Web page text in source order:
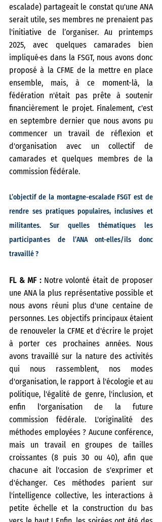
escalade) partageait le constat qu'une ANA
serait utile, ses membres ne prenaient pas
l'initiative de l’organiser. Au printemps
2025, avec quelques camarades bien
impliqué·es dans la FSGT, nous avons donc
proposé à la CFME de la mettre en place
ensemble, mais, à ce moment-là, la
fédération n'était pas prête à soutenir
financièrement le projet. Finalement, c'est
en septembre dernier que nous avons pu
commencer un travail de réflexion et
d'organisation avec un collectif de
camarades et quelques membres de la
commission fédérale.
L’objectif de la montagne-escalade FSGT est de
rendre ses pratiques populaires, inclusives et
militantes. Sur quelles thématiques les
participant·es de l’ANA ont-elles/ils donc
travaillé ?
FL & MF : Notre volonté était de proposer
une ANA la plus représentative possible et
nous avons réuni plus d'une centaine de
personnes. Les objectifs principaux étaient
de renouveler la CFME et d'écrire le projet
à porter ces prochaines années. Nous
avons travaillé sur la nature des activités
qui nous rassemblent, nos modes
d'organisation, le rapport à l'écologie et au
politique, l'égalité de genre, l'inclusion, et
enfin l'organisation de la future
commission fédérale. L'originalité des
méthodes employées ? Aucune conférence,
mais un travail en groupes de tailles
croissantes (8 puis 30 ou 40), afin que
chacun·e ait l'occasion de s'exprimer et
d'échanger. Ces méthodes parient sur
l'intelligence collective, les interactions à
petite échelle et la construction du bas